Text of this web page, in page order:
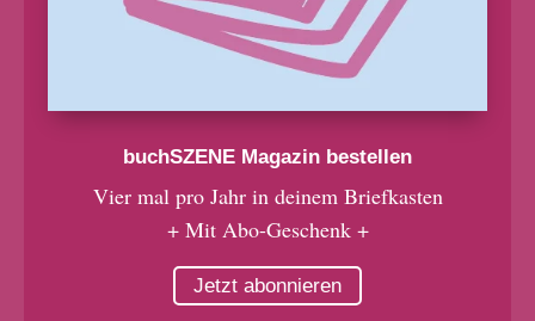
buchSZENE Magazin bestellen
Vier mal pro Jahr in deinem Briefkasten
+ Mit Abo-Geschenk +
Jetzt abonnieren